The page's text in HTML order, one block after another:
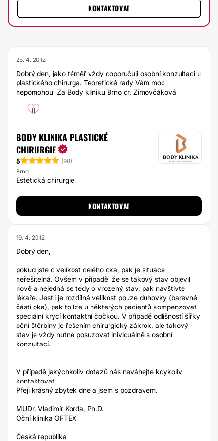
KONTAKTOVAT
25. 4. 2012
Dobrý den, jako téměř vždy doporučuji osobní konzultaci u
plastického chirurga. Teoretické rady Vám moc
nepomohou. Za Body kliniku Brno dr. Zimovčáková
0
BODY KLINIKA PLASTICKÉ
CHIRURGIE
5 (98)
Brno
Estetická chirurgie
KONTAKTOVAT
19. 4. 2012
Dobrý den,
pokud jste o velikost celého oka, pak je situace
neřešitelná. Ovšem v případě, že se takový stav objevil
nově a nejedná se tedy o vrozený stav, pak navštivte
lékaře. Jestli je rozdílná velikost pouze duhovky (barevné
části oka), pak to lze u některých pacientů kompenzovat
speciální krycí kontaktní čočkou. V případě odlišností šířky
oční štěrbiny je řešením chirurgický zákrok, ale takový
stav je vždy nutné posuzovat inividuálně s osobní
konzultací.
V případě jakýchkoliv dotazů nás neváhejte kdykoliv
kontaktovat.
Přeji krásný zbytek dne a jsem s pozdravem.
MUDr. Vladimír Korda, Ph.D.
Oční klinika OFTEX
Česká republika